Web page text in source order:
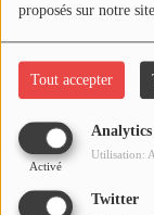
proposés sur notre
Tout accepter
Analytics
Activé
Utilisation:
Twitter
PHOTOS
ANNONCEURS &
VOTRE PUBLICITÉ
LOCATION DE
Réécoutez
2021 !